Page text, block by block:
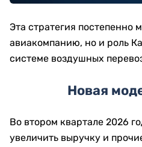
Эта стратегия постепенно
авиакомпанию, но и роль
системе воздушных
Новая
Во втором квартале 2026
увеличить выручку и